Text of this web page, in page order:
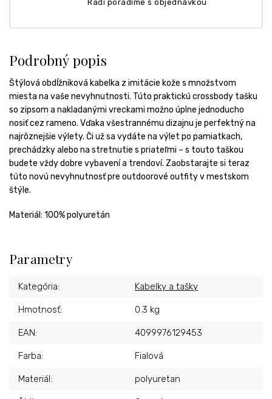
Radi poradíme s objednávkou
Podrobný popis
Štýlová obdĺžniková kabelka z imitácie kože s množstvom
miesta na vaše nevyhnutnosti. Túto praktickú crossbody tašku
so zipsom a nakladanými vreckami možno úplne jednoducho
nosiť cez rameno. Vďaka všestrannému dizajnu je perfektný na
najrôznejšie výlety. Či už sa vydáte na výlet po pamiatkach,
prechádzky alebo na stretnutie s priateľmi – s touto taškou
budete vždy dobre vybavení a trendoví. Zaobstarajte si teraz
túto novú nevyhnutnosť pre outdoorové outfity v mestskom
štýle.
Materiál: 100% polyuretán
Parametry
Kategória: Kabelky a tašky
Hmotnosť: 0.3 kg
EAN: 4099976129453
Farba: Fialová
Materiál: polyuretan